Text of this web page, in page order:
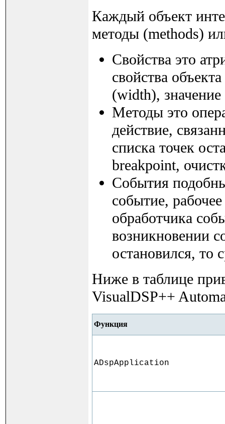
Каждый объект
методы (methods)
Свойства это
свойства
(width),
Методы это
действие,
списка точек
breakpoint,
События
событие,
обработчика
возникновении
остановился, то
Ниже в таблице
VisualDSP++
Функция
ADspApplication